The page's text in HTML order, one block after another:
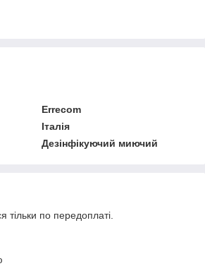
Errecom
Італія
Дезінфікуючий миючий
тільки по передоплаті.